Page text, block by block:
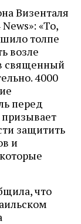
Визенталя
«То,
толпе
возле
священный
4000
перед
защитить
и
что